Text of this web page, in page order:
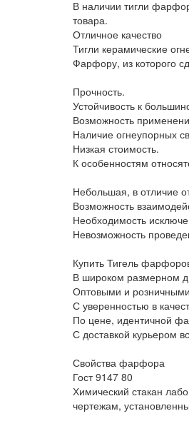
В наличии тигли
товара.
Отличное качество
Тигли керамические
Фарфору, из которого
Прочность.
Устойчивость к
Возможность
Наличие огнеупорных
Низкая стоимость.
К особенностям
Небольшая, в отличие
Возможность
Необходимость
Невозможность
Купить Тигель
В широком размерном
Оптовыми и
С уверенностью в
По цене, идентичной
С доставкой курьером
Свойства фарфора
Гост 9147 80
Химический стакан
чертежам,